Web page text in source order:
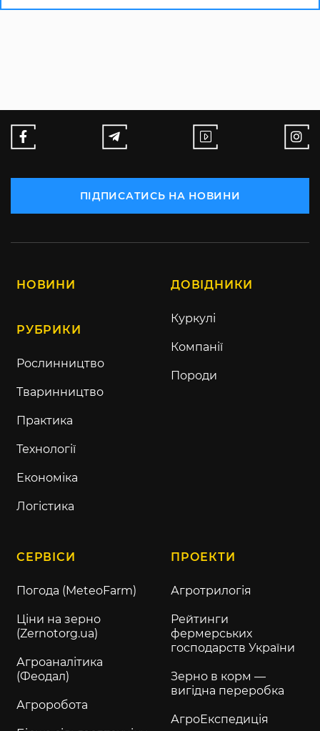
ПІДПИСАТИСЬ НА НОВИНИ
НОВИНИ
РУБРИКИ
Рослинництво
Тваринництво
Практика
Технології
Економіка
Логістика
ДОВІДНИКИ
Куркулі
Компанії
Породи
СЕРВІСИ
Погода (MeteoFarm)
Ціни на зерно
(Zernotorg.ua)
Агроаналітика
(Феодал)
Агроробота
ПРОЕКТИ
Агротрилогія
Рейтинги
фермерських
господарств України
Зерно в корм —
вигідна переробка
АгроЕкспедиція